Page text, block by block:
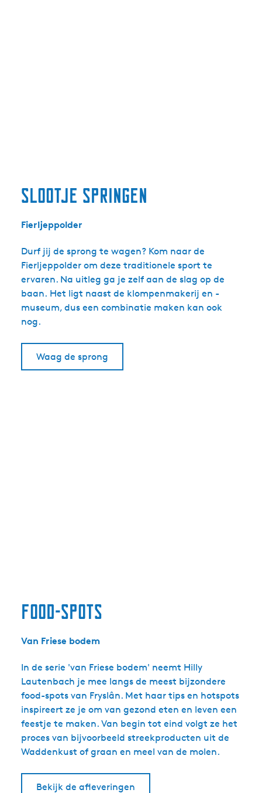
Slootje springen
Fierljeppolder
Durf jij de sprong te wagen? Kom naar de
Fierljeppolder om deze traditionele sport te
ervaren. Na uitleg ga je zelf aan de slag op de
baan. Het ligt naast de klompenmakerij en -
museum, dus een combinatie maken kan ook
nog.
Waag de sprong
Food-spots
Van Friese bodem
In de serie 'van Friese bodem' neemt Hilly
Lautenbach je mee langs de meest bijzondere
food-spots van Fryslân. Met haar tips en hotspots
inspireert ze je om van gezond eten en leven een
feestje te maken. Van begin tot eind volgt ze het
proces van bijvoorbeeld streekproducten uit de
Waddenkust of graan en meel van de molen.
Bekijk de afleveringen